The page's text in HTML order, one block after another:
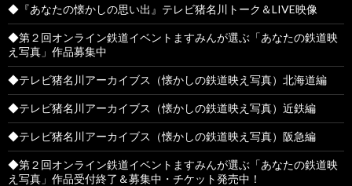
◆『あなたの懐かしの思い出』テレビ猪名川トーク＆LIVE映像
◆第２回オンライン鉄道イベントますみんが選ぶ「あなたの鉄道映
え写真」作品募集中
◆テレビ猪名川アーカイブス（懐かしの鉄道映え写真）北海道編
◆テレビ猪名川アーカイブス（懐かしの鉄道映え写真）近鉄編
◆テレビ猪名川アーカイブス（懐かしの鉄道映え写真）阪急編
◆第２回オンライン鉄道イベントますみんが選ぶ「あなたの鉄道映
え写真」作品受付終了＆募集中・チケット発売中！